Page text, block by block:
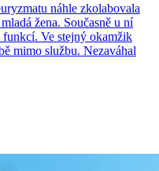
náhle zkolabovala
žena. Současně u ní
Ve stejný okamžik
mimo službu. Nezaváhal